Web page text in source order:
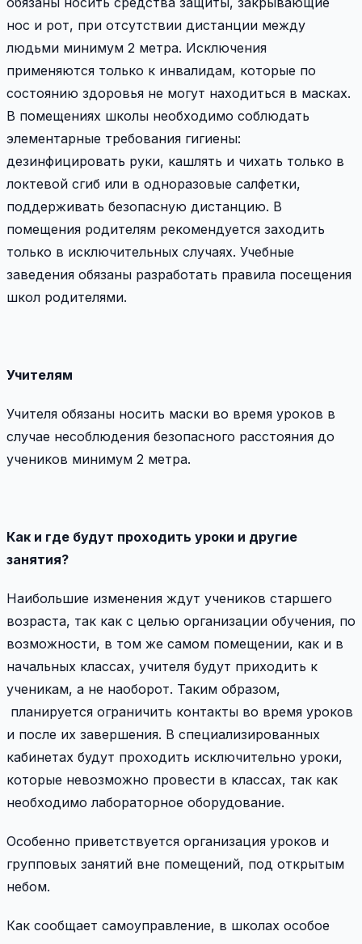
нос и рот, при отсутствии дистанции между
людьми минимум 2 метра. Исключения
применяются только к инвалидам, которые по
состоянию здоровья не могут находиться в масках.
В помещениях школы необходимо соблюдать
элементарные требования гигиены:
дезинфицировать руки, кашлять и чихать только в
локтевой сгиб или в одноразовые салфетки,
поддерживать безопасную дистанцию. В
помещения родителям рекомендуется заходить
только в исключительных случаях. Учебные
заведения обязаны разработать правила посещения
школ родителями.
Учителям
Учителя обязаны носить маски во время уроков в
случае несоблюдения безопасного расстояния до
учеников минимум 2 метра.
Как и где будут проходить уроки и другие
занятия?
Наибольшие изменения ждут учеников старшего
возраста, так как с целью организации обучения, по
возможности, в том же самом помещении, как и в
начальных классах, учителя будут приходить к
ученикам, а не наоборот. Таким образом,
планируется ограничить контакты во время уроков
и после их завершения. В специализированных
кабинетах будут проходить исключительно уроки,
которые невозможно провести в классах, так как
необходимо лабораторное оборудование.
Особенно приветствуется организация уроков и
групповых занятий вне помещений, под открытым
небом.
Как сообщает самоуправление, в школах особое